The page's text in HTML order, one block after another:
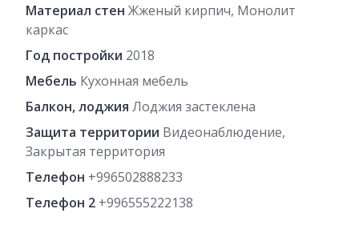
Материал стен Жженый кирпич, Монолит
каркас
Год постройки 2018
Мебель Кухонная мебель
Балкон, лоджия Лоджия застеклена
Защита территории Видеонаблюдение,
Закрытая территория
Телефон +996502888233
Телефон 2 +996555222138